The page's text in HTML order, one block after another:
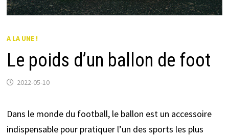
A LA UNE !
Le poids d’un ballon de foot
2022-05-10
Dans le monde du football, le ballon est un accessoire
indispensable pour pratiquer l’un des sports les plus